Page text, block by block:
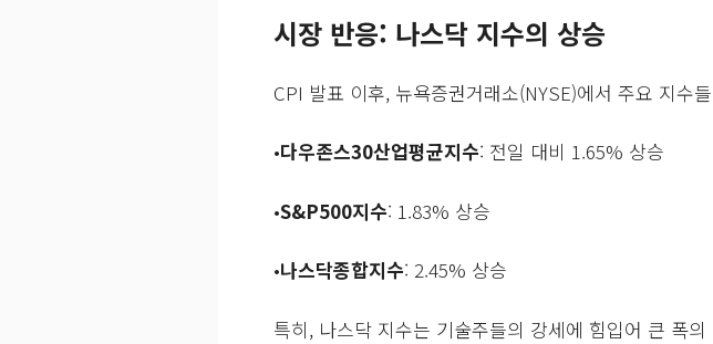
시장 반응: 나스닥 지수의 상승
CPI 발표 이후, 뉴욕증권거래소(NYSE)에서 주요 지수
•다우존스30산업평균지수: 전일 대비 1.65% 상승
•S&P500지수: 1.83% 상승
•나스닥종합지수: 2.45% 상승
특히, 나스닥 지수는 기술주들의 강세에 힘입어 큰 폭